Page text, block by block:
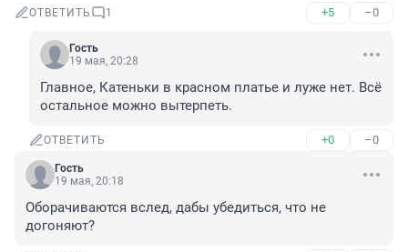
ОТВЕТИТЬ 1 +5 –0
Гость
19 мая, 20:28
Главное, Катеньки в красном платье и луже нет. Всё
остальное можно вытерпеть.
ОТВЕТИТЬ +0 –0
Гость
19 мая, 20:18
Оборачиваются вслед, дабы убедиться, что не
догоняют?